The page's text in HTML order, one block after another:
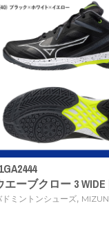
73JTB403
ACROSPEED3
バドミントンラケット,